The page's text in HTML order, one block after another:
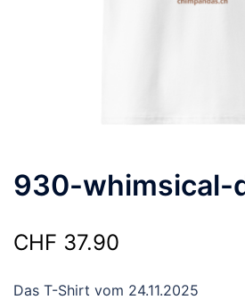
930-whimsical-
CHF 37.90
Das T-Shirt vom 24.11.2025